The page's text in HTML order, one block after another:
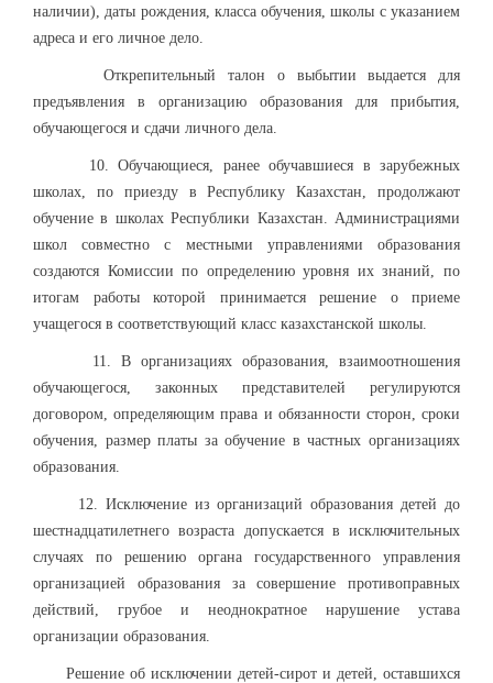
наличии), даты рождения, класса обучения, школы с указанием
адреса и его личное дело.
Открепительный талон о выбытии выдается для
предъявления в организацию образования для прибытия,
обучающегося и сдачи личного дела.
10. Обучающиеся, ранее обучавшиеся в зарубежных
школах, по приезду в Республику Казахстан, продолжают
обучение в школах Республики Казахстан. Администрациями
школ совместно с местными управлениями образования
создаются Комиссии по определению уровня их знаний, по
итогам работы которой принимается решение о приеме
учащегося в соответствующий класс казахстанской школы.
11. В организациях образования, взаимоотношения
обучающегося, законных представителей регулируются
договором, определяющим права и обязанности сторон, сроки
обучения, размер платы за обучение в частных организациях
образования.
12. Исключение из организаций образования детей до
шестнадцатилетнего возраста допускается в исключительных
случаях по решению органа государственного управления
организацией образования за совершение противоправных
действий, грубое и неоднократное нарушение устава
организации образования.
Решение об исключении детей-сирот и детей, оставшихся